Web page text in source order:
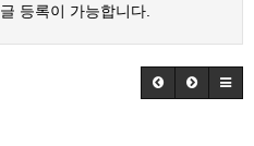
등록이 가능합니다.